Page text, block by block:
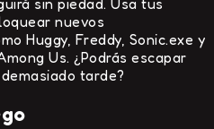
nuevos
Huggy, Freddy, Sonic.exe y
Us. ¿Podrás escapar
tarde?